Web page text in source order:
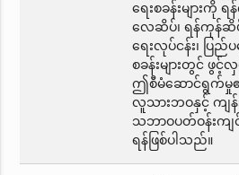
ရေးစခန်းများကို
လေဆိပ်၊ ရန်ကုန်ဆိ
ရေးလုပ်ငန်း၊ ပြည်ပ
စခန်းများတွင် ဖွ
ဤစီမံဆောင်ရွက်မှု၏
လူသားဘဝနှင့် ကျ
သဘာဝပတ်ဝန်းက
ရန်ဖြစ်ပါသည်။